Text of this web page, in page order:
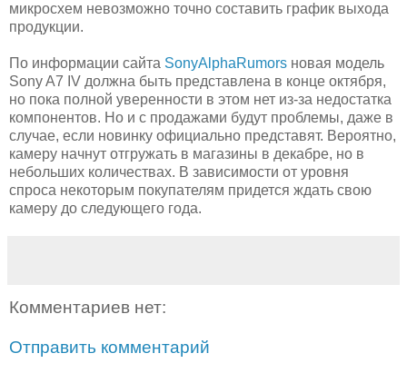
микросхем невозможно точно составить график выхода
продукции.
По информации сайта SonyAlphaRumors новая модель
Sony A7 IV должна быть представлена в конце октября,
но пока полной уверенности в этом нет из-за недостатка
компонентов. Но и с продажами будут проблемы, даже в
случае, если новинку официально представят. Вероятно,
камеру начнут отгружать в магазины в декабре, но в
небольших количествах. В зависимости от уровня
спроса некоторым покупателям придется ждать свою
камеру до следующего года.
Комментариев нет:
Отправить комментарий